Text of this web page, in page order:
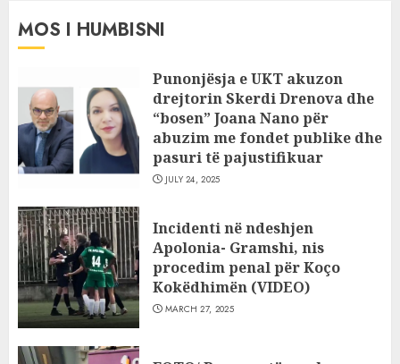
MOS I HUMBISNI
Punonjësja e UKT akuzon
drejtorin Skerdi Drenova dhe
“bosen” Joana Nano për
abuzim me fondet publike dhe
pasuri të pajustifikuar
JULY 24, 2025
Incidenti në ndeshjen
Apolonia- Gramshi, nis
procedim penal për Koço
Kokëdhimën (VIDEO)
MARCH 27, 2025